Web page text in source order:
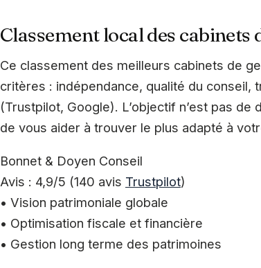
Classement local des
Ce classement des meilleurs cabinets de
critères : indépendance, qualité du
(Trustpilot, Google). L’objectif n’est pas de
de vous aider à trouver le plus adapté à
Bonnet & Doyen Conseil
Avis : 4,9/5 (140 avis Trustpilot)
• Vision patrimoniale globale
• Optimisation fiscale et financière
• Gestion long terme des patrimoines